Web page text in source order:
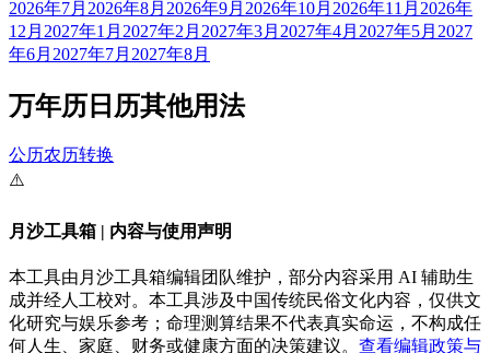
2026年7月 2026年8月 2026年9月 2026年10月 2026年11月 2026年
12月 2027年1月 2027年2月 2027年3月 2027年4月 2027年5月 2027
年6月 2027年7月 2027年8月
万年历日历其他用法
公历农历转换
⚠️
月沙工具箱 | 内容与使用声明
本工具由月沙工具箱编辑团队维护，部分内容采用 AI 辅助生
成并经人工校对。本工具涉及中国传统民俗文化内容，仅供文
化研究与娱乐参考；命理测算结果不代表真实命运，不构成任
何人生、家庭、财务或健康方面的决策建议。 查看编辑政策与